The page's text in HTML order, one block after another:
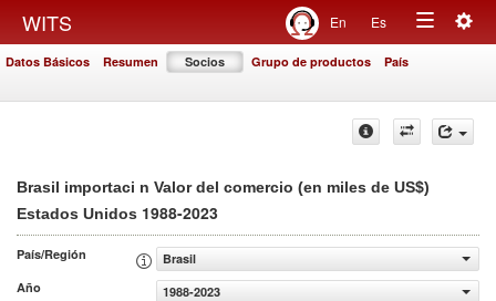
WITS En Es
Toggle
Datos Básicos Resumen Socios Grupo de productos País
Brasil importaci n Valor del comercio (en miles de US$)
Estados Unidos 1988-2023
País/Región
Brasil
Año
1988-2023